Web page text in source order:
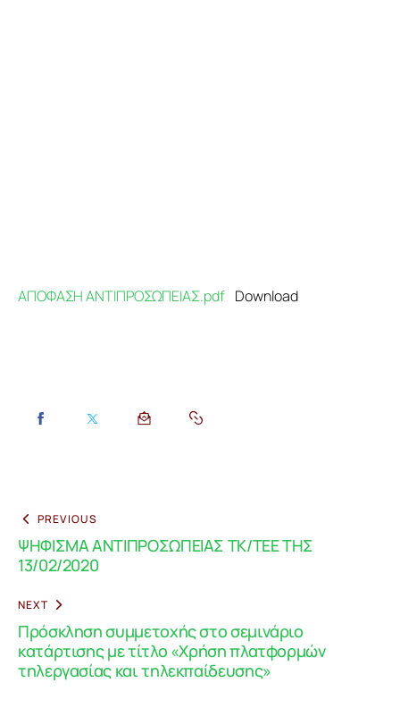
ΑΠΟΦΑΣΗ ΑΝΤΙΠΡΟΣΩΠΕΙΑΣ.pdf Download
PREVIOUS
ΨΗΦΙΣΜΑ ΑΝΤΙΠΡΟΣΩΠΕΙΑΣ ΤΚ/ΤΕΕ ΤΗΣ
13/02/2020
NEXT
Πρόσκληση συμμετοχής στο σεμινάριο
κατάρτισης με τίτλο «Χρήση πλατφορμών
τηλεργασίας και τηλεκπαίδευσης»